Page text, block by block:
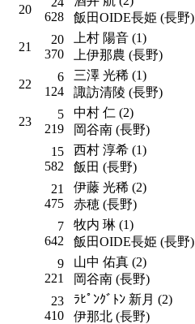
20
628
飯田OIDE長姫 (長野)
21
20
370
上村 陽音 (1)
上伊那農 (長野)
22
6
124
三澤 光稀 (1)
諏訪清陵 (長野)
23
5
219
中村 仁 (2)
岡谷南 (長野)
15
582
西村 淳希 (1)
飯田 (長野)
21
475
伊藤 光稀 (2)
赤穂 (長野)
7
642
牧内 琳 (1)
飯田OIDE長姫 (長野)
9
221
山中 佑真 (2)
岡谷南 (長野)
23
410
ﾗﾋﾟﾝｸﾞﾄﾝ 新月 (2)
伊那北 (長野)